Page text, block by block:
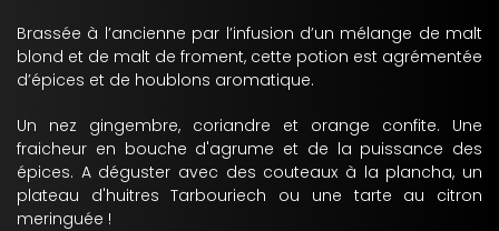
Brassée à l’ancienne par l’infusion d’un mélange de malt
blond et de malt de froment, cette potion est agrémentée
d’épices et de houblons aromatique.
Un nez gingembre, coriandre et orange confite. Une
fraicheur en bouche d'agrume et de la puissance des
épices. A déguster avec des couteaux à la plancha, un
plateau d'huitres Tarbouriech ou une tarte au citron
meringuée !